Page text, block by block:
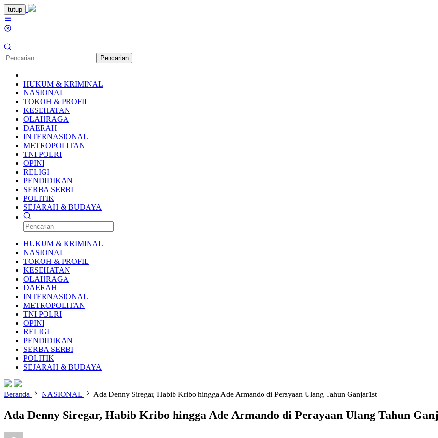
Loncat
ke
konten
tutup
Pencarian
HUKUM & KRIMINAL
NASIONAL
TOKOH & PROFIL
KESEHATAN
OLAHRAGA
DAERAH
INTERNASIONAL
METROPOLITAN
TNI POLRI
OPINI
RELIGI
PENDIDIKAN
SERBA SERBI
POLITIK
SEJARAH & BUDAYA
HUKUM & KRIMINAL
NASIONAL
TOKOH & PROFIL
KESEHATAN
OLAHRAGA
DAERAH
INTERNASIONAL
METROPOLITAN
TNI POLRI
OPINI
RELIGI
PENDIDIKAN
SERBA SERBI
POLITIK
SEJARAH & BUDAYA
Beranda NASIONAL Ada Denny Siregar, Habib Kribo hingga Ade Armando di Perayaan Ulang Tahun Ganjar1st
Ada Denny Siregar, Habib Kribo hingga Ade Armando di Perayaan Ulang Tahun